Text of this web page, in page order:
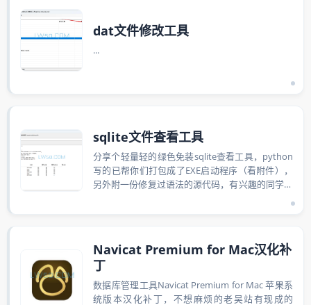
dat文件修改工具
...
sqlite文件查看工具
分享个轻量轻的绿色免装sqlite查看工具，python
写的已帮你们打包成了EXE启动程序（看附件），
另外附一份修复过语法的源代码，有兴趣的同学自
Navicat Premium for Mac汉化补
丁
数据库管理工具Navicat Premium for Mac 苹果系
统版本汉化补丁，不想麻烦的老吴站有现成的